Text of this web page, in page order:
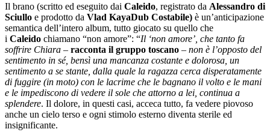
Il brano (scritto ed eseguito dai Caleido, registrato da Alessandro di
Sciullo e prodotto da Vlad KayaDub Costabile) è un’anticipazione
semantica dell’intero album, tutto giocato su quello che
i Caleido chiamano “non amore”: “Il ‘non amore’, che tanto fa
soffrire Chiara – racconta il gruppo toscano – non è l’opposto del
sentimento in sé, bensì una mancanza costante e dolorosa, un
sentimento a se stante, dalla quale la ragazza cerca disperatamente
di fuggire (in moto) con le lacrime che le bagnano il volto e le mani
e le impediscono di vedere il sole che attorno a lei, continua a
splendere. Il dolore, in questi casi, acceca tutto, fa vedere piovoso
anche un cielo terso e ogni stimolo esterno diventa sterile ed
insignificante.